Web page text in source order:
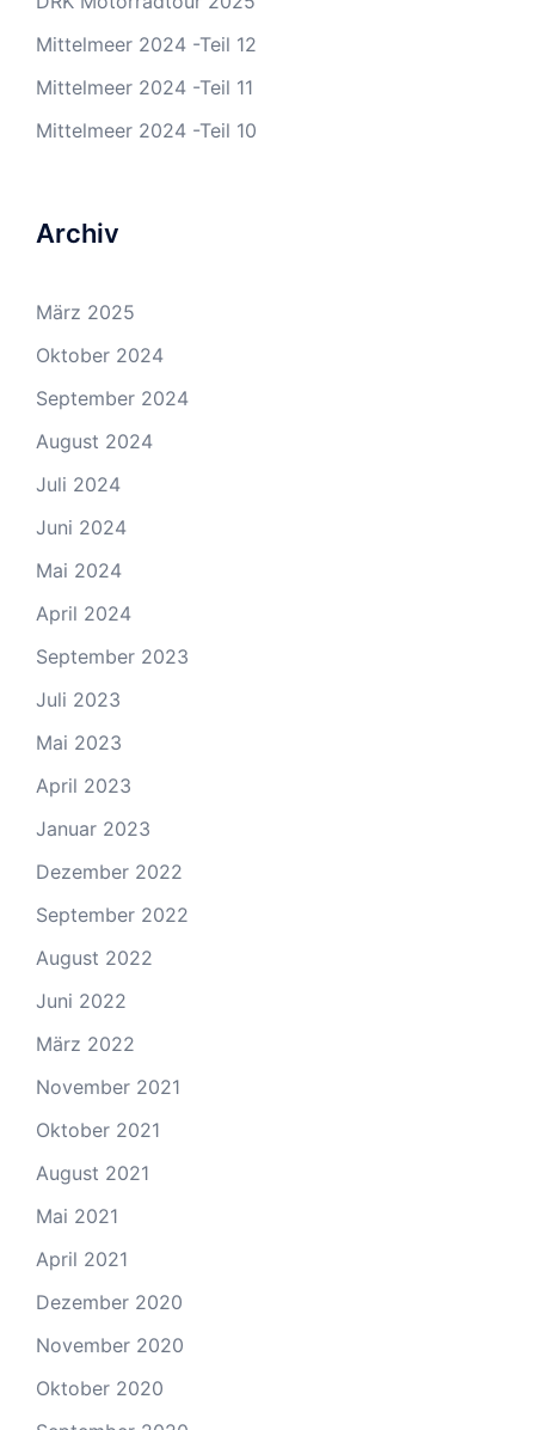
Mittelmeer 2024 -Teil 12
Mittelmeer 2024 -Teil 11
Mittelmeer 2024 -Teil 10
Archiv
März 2025
Oktober 2024
September 2024
August 2024
Juli 2024
Juni 2024
Mai 2024
April 2024
September 2023
Juli 2023
Mai 2023
April 2023
Januar 2023
Dezember 2022
September 2022
August 2022
Juni 2022
März 2022
November 2021
Oktober 2021
August 2021
Mai 2021
April 2021
Dezember 2020
November 2020
Oktober 2020